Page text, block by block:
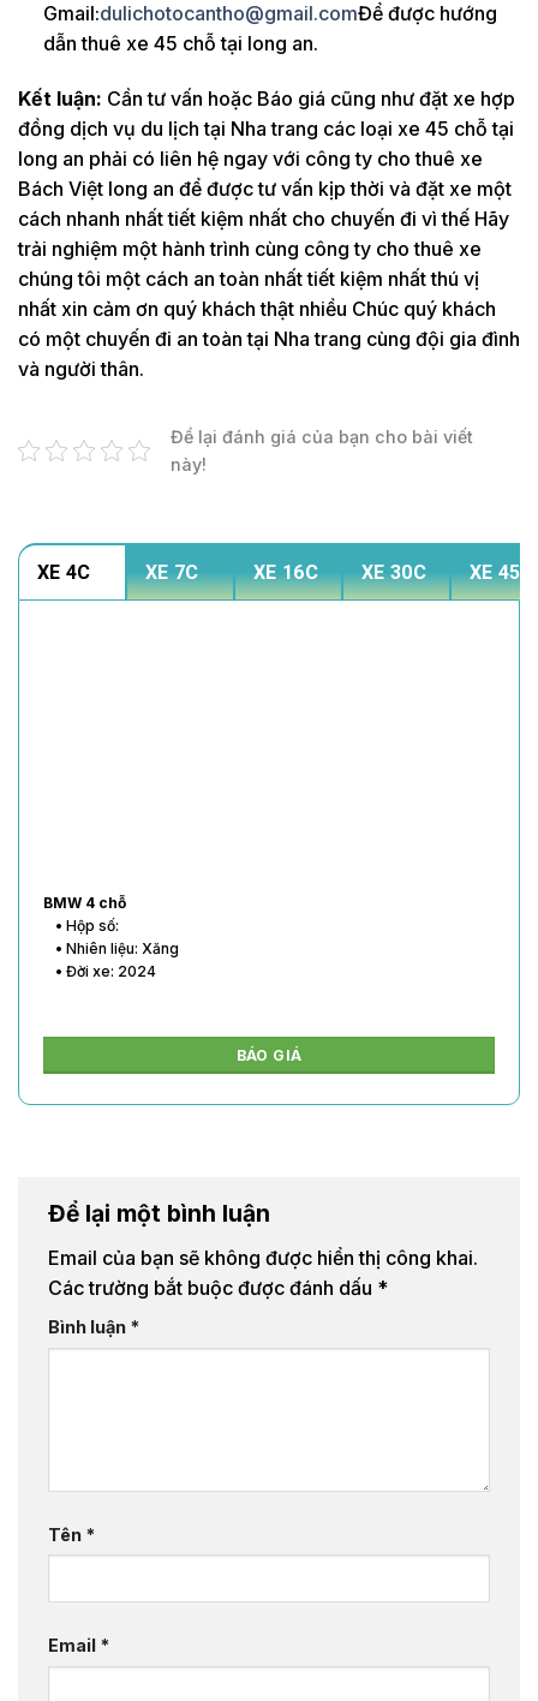
Gmail:dulichotocantho@gmail.comĐể được hướng
dẫn thuê xe 45 chỗ tại long an.
Kết luận: Cần tư vấn hoặc Báo giá cũng như đặt xe hợp
đồng dịch vụ du lịch tại Nha trang các loại xe 45 chỗ tại
long an phải có liên hệ ngay với công ty cho thuê xe
Bách Việt long an để được tư vấn kịp thời và đặt xe một
cách nhanh nhất tiết kiệm nhất cho chuyến đi vì thế Hãy
trải nghiệm một hành trình cùng công ty cho thuê xe
chúng tôi một cách an toàn nhất tiết kiệm nhất thú vị
nhất xin cảm ơn quý khách thật nhiều Chúc quý khách
có một chuyến đi an toàn tại Nha trang cùng đội gia đình
và người thân.
Để lại đánh giá của bạn cho bài viết
này!
XE 4C XE 7C XE 16C XE 30C XE 45C
BMW 4 chỗ
• Hộp số:
• Nhiên liệu: Xăng
• Đời xe: 2024
BÁO GIÁ
Để lại một bình luận
Email của bạn sẽ không được hiển thị công khai.
Các trường bắt buộc được đánh dấu *
Bình luận *
Tên *
Email *